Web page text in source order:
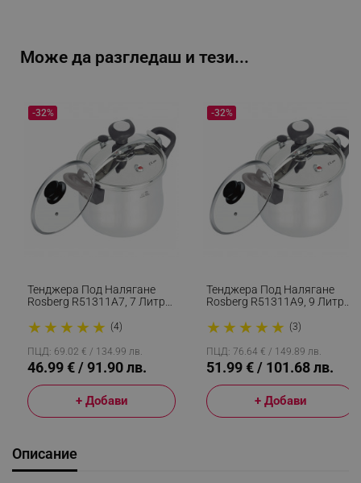
Може да разгледаш и тези...
Тенджера Под Налягане
Rosberg R51311A7, 7 Литра,
Трислойно Дъно, Инокс
★ ★ ★ ★ ★ (4)
-32%
ПЦД: 69.02 € / 134.99 лв.
46.99 € / 91.90 лв.
+ Добави
Тенджера Под Налягане
Rosberg R51311A9, 9 Литра,
Трислойно Дъно, Инокс
★ ★ ★ ★ ★ (3)
-32%
ПЦД: 76.64 € / 149.89 лв.
51.99 € / 101.68 лв.
+ Добави
Описание